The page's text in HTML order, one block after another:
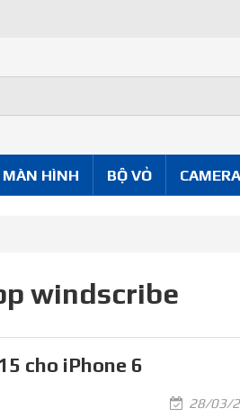
MÀN HÌNH BỘ VỎ CAMERA
windscribe
cho iPhone 6
28/03/